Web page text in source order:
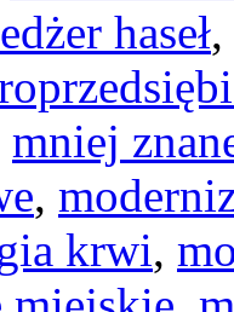
haseł,
mniej
,
krwi,